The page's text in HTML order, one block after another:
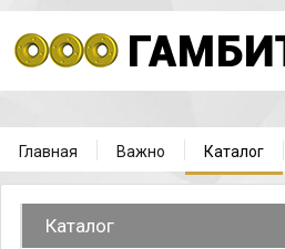
Главная Важно Каталог
Каталог